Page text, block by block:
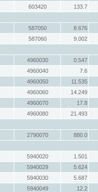
603420
133.7
587050
8.676
587060
9.002
4960030
0.547
4960040
7.6
4960050
11.535
4960060
14.249
4960070
17.8
4960080
21.493
2790070
880.0
5940020
1.501
5940029
5.624
5940030
5.687
5940049
12.2